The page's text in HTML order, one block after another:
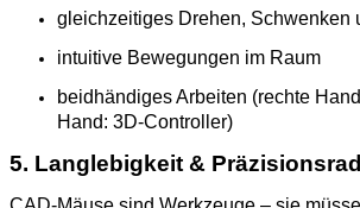
gleichzeitiges Drehen, Schwenken
intuitive Bewegungen im Raum
beidhändiges Arbeiten (rechte
Hand: 3D‑Controller)
5. Langlebigkeit & Präzisionsrad